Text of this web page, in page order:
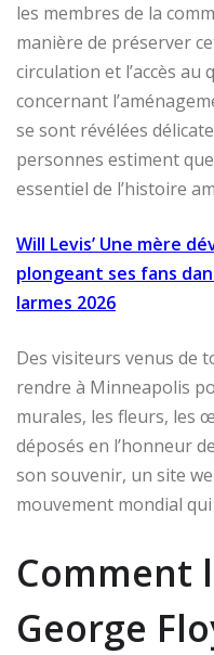
les membres de la
manière de préserver
circulation et l’accès au
concernant
se sont révélées
personnes estiment
essentiel de l’histoire
Will Levis’ Une mère
plongeant ses fans
larmes 2026
Des visiteurs venus de
rendre à Minneapolis
murales, les fleurs, les
déposés en l’honneur de
son souvenir, un site
mouvement mondial
Comment
George